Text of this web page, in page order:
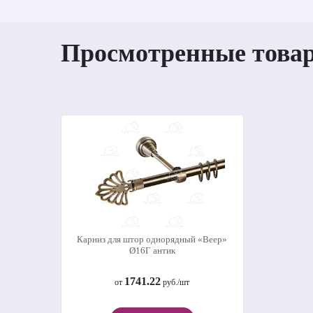
Просмотренные
Карниз для штор однорядный «Веер»
Ø16Г антик
от 1741.22 руб./шт